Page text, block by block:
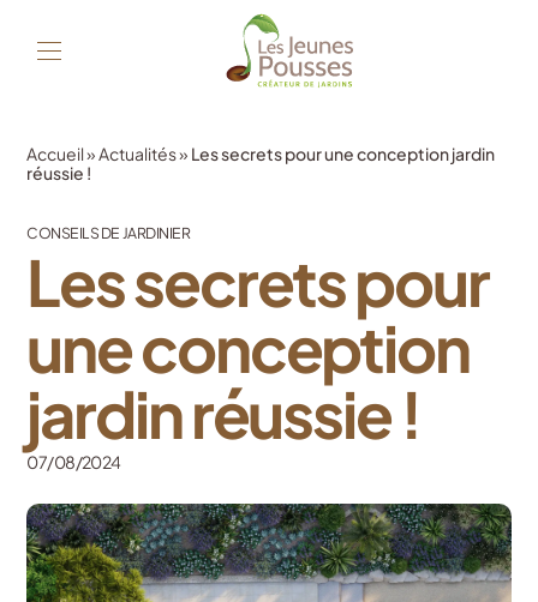
Accueil»Actualités» Les secrets pour une conception jardin
réussie !
CONSEILS DE JARDINIER
Les secrets pour
une conception
jardin réussie !
07/08/2024